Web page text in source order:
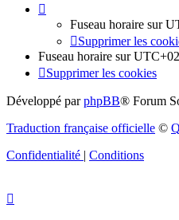
Fuseau horaire sur
Supprimer les
Fuseau horaire sur
Supprimer les cookies
Développé parphpBB® Forum
Traduction française officielle ©
Confidentialité | Conditions